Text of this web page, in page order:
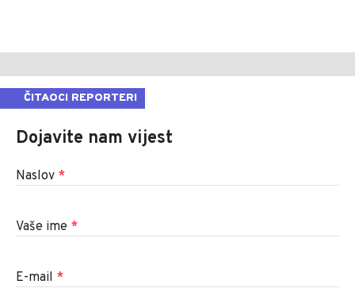
ČITAOCI REPORTERI
Dojavite nam vijest
Naslov *
Vaše ime *
E-mail *